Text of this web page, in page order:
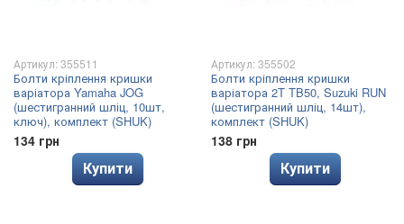
Артикул: 355511
Болти кріплення кришки
варіатора Yamaha JOG
(шестигранний шліц, 10шт,
ключ), комплект (SHUK)
134 грн
Купити
Артикул: 355502
Болти кріплення кришки
варіатора 2T TB50, Suzuki RUN
(шестигранний шліц, 14шт),
комплект (SHUK)
138 грн
Купити